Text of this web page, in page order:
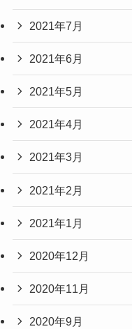
2021年7月
2021年6月
2021年5月
2021年4月
2021年3月
2021年2月
2021年1月
2020年12月
2020年11月
2020年9月